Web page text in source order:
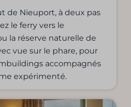
de Nieuport, à deux pas
le ferry vers le
la réserve naturelle de
vue sur le phare, pour
accompagnés
expérimenté.